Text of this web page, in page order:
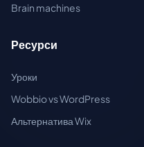
Brain machines
Ресурси
Уроки
Wobbio vs WordPress
Альтернатива Wix